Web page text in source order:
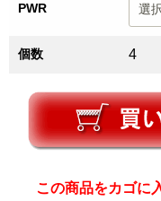
PWR
個数 4
この商品をカゴに